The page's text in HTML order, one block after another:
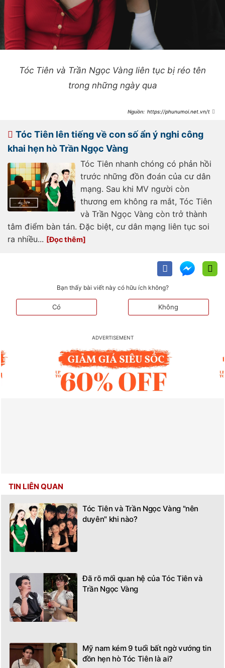
Tóc Tiên và Trần Ngọc Vàng liên tục bị réo tên
trong những ngày qua
https://phunumoi.net.vn/tra
voi-toc-tien-d355962.html
Tóc Tiên lên tiếng về con số ẩn ý nghi công
khai hẹn hò Trần Ngọc Vàng
Tóc Tiên nhanh chóng có phản hồi
trước những đồn đoán của cư dân
mạng. Sau khi MV người còn
thương em không ra mắt, Tóc Tiên
và Trần Ngọc Vàng còn trở thành
tâm điểm bàn tán. Đặc biệt, cư dân mạng liên tục soi
ra nhiều...
Bạn thấy bài viết này có hữu ích không?
Có Không
TIN LIÊN QUAN
Tóc Tiên và Trần Ngọc Vàng "nên
duyên" khi nào?
Đã rõ mối quan hệ của Tóc Tiên và
Trần Ngọc Vàng
Mỹ nam kém 9 tuổi bất ngờ vướng tin
đồn hẹn hò Tóc Tiên là ai?